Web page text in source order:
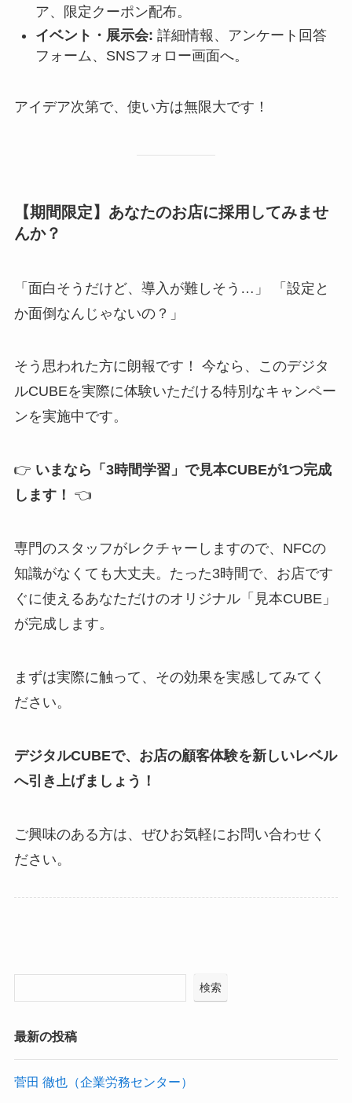
ア、限定クーポン配布。
イベント・展示会: 詳細情報、アンケート回答
フォーム、SNSフォロー画面へ。
アイデア次第で、使い方は無限大です！
【期間限定】あなたのお店に採用してみませ
んか？
「面白そうだけど、導入が難しそう…」 「設定と
か面倒なんじゃないの？」
そう思われた方に朗報です！ 今なら、このデジタ
ルCUBEを実際に体験いただける特別なキャンペー
ンを実施中です。
👉 いまなら「3時間学習」で見本CUBEが1つ完成
します！ 👈
専門のスタッフがレクチャーしますので、NFCの
知識がなくても大丈夫。たった3時間で、お店です
ぐに使えるあなただけのオリジナル「見本CUBE」
が完成します。
まずは実際に触って、その効果を実感してみてく
ださい。
デジタルCUBEで、お店の顧客体験を新しいレベル
へ引き上げましょう！
ご興味のある方は、ぜひお気軽にお問い合わせく
ださい。
検索
最新の投稿
菅田 徹也（企業労務センター）